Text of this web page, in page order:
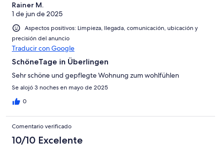
Rainer M.
1 de jun de 2025
Aspectos positivos: Limpieza, llegada, comunicación, ubicación y
precisión del anuncio
Traducir con Google
SchöneTage in Überlingen
Sehr schöne und gepflegte Wohnung zum wohlfühlen
Se alojó 3 noches en mayo de 2025
0
Comentario verificado
10/10 Excelente